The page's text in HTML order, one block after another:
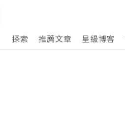
探索
推薦文章 星級博客